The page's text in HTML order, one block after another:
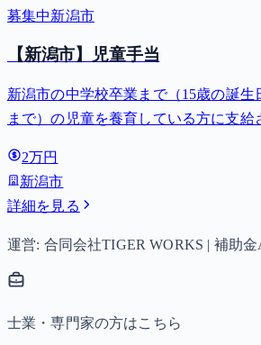
募集中新潟市
【新潟市】児童手当
新潟市の中学校卒業まで（15歳の誕生
まで）の児童を養育している方に支給
子以降は15,000円）、中学生は月額
2万円
新潟市
詳細を見る
運営: 合同会社TIGER WORKS | 補助
士業・専門家の方はこちら